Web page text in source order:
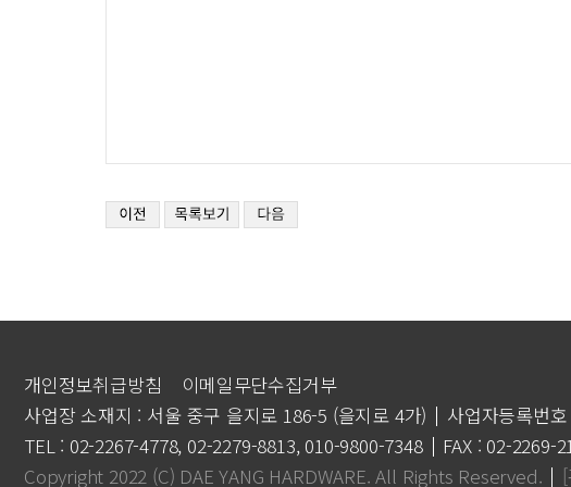
개인정보취급방침
이메일무단수집거부
사업장 소재지 : 서울 중구 을지로 186-5 (을지로 4가)
사업자등록번
TEL : 02-2267-4778, 02-2279-8813, 010-9800-7348
FAX : 02-2269-
Copyright 2022 (C) DAE YANG HARDWARE. All Rights Reserved.